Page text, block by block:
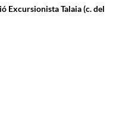
Excursionista Talaia (c. del